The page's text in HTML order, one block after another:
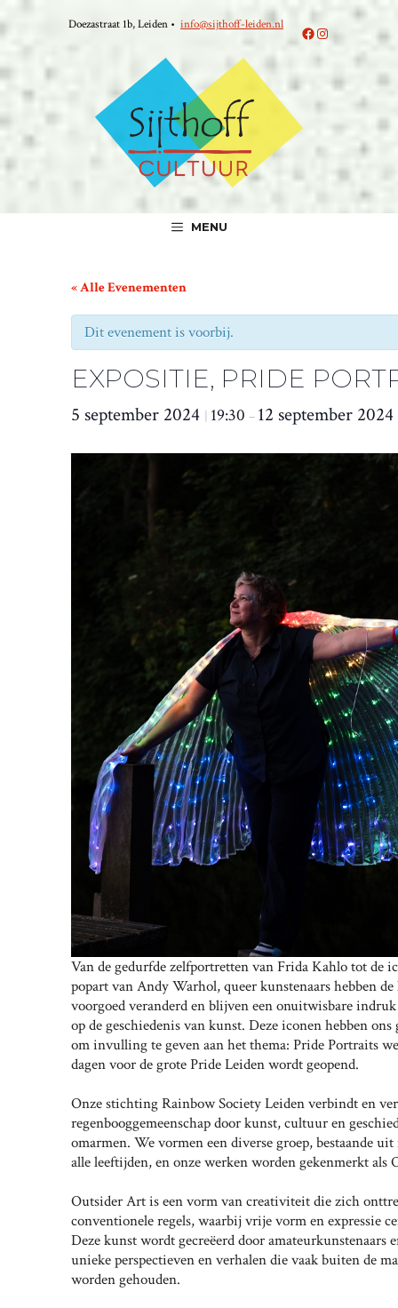
inhoud
Doezastraat 1b, Leiden • info@sijthoff-leiden.nl Facebook
Instagram
MENU
« Alle Evenementen
Dit evenement is voorbij.
EXPOSITIE, PRIDE
5 september 2024 19:30 – 12 september 2024
Van de gedurfde zelfportretten van Frida Kahlo tot de
popart van Andy Warhol, queer kunstenaars hebben
voorgoed veranderd en blijven een onuitwisbare
op de geschiedenis van kunst. Deze iconen hebben
om invulling te geven aan het thema: Pride Portraits
dagen voor de grote Pride Leiden wordt geopend.
Onze stichting Rainbow Society Leiden verbindt en
regenbooggemeenschap door kunst, cultuur en
omarmen. We vormen een diverse groep, bestaande uit
alle leeftijden, en onze werken worden gekenmerkt als
Outsider Art is een vorm van creativiteit die zich
conventionele regels, waarbij vrije vorm en expressie
Deze kunst wordt gecreëerd door amateurkunstenaars
unieke perspectieven en verhalen die vaak buiten de
worden gehouden.